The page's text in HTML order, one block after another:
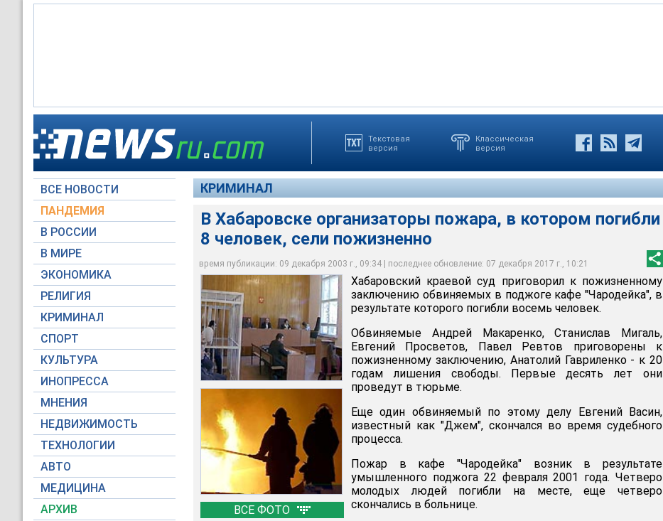
Текстовая
версия
Классическая
версия
ВСЕ НОВОСТИ
ПАНДЕМИЯ
В РОССИИ
В МИРЕ
ЭКОНОМИКА
РЕЛИГИЯ
КРИМИНАЛ
СПОРТ
КУЛЬТУРА
ИНОПРЕССА
МНЕНИЯ
НЕДВИЖИМОСТЬ
ТЕХНОЛОГИИ
АВТО
МЕДИЦИНА
АРХИВ
КРИМИНАЛ
В Хабаровске организаторы пожара, в котором погибли
8 человек, сели пожизненно
время публикации: 09 декабря 2003 г., 09:34 | последнее обновление: 07 декабря 2017 г., 10:21
ВСЕ ФОТО
Хабаровский краевой суд приговорил к пожизненному заключению обвиняемых в
поджоге кафе "Чародейка", в результате которого погибли восемь человек
Архив NEWSru.com
Пожар в кафе "Чародейка" возник в результате умышленного поджога 22 февраля
2001 года. Четверо молодых людей погибли на месте, еще четверо скончались в
больнице
Архив NEWSru.com
Расследование по этому делу проводили следователи генпрокуратуры ДФО.
Судебный процесс продолжался год. В ходе процесса были допрошены все
свидетели и очевидцы поджога, оглашены 12 томов следственных материалов
Архив NEWSru.com
Хабаровский краевой суд приговорил к пожизненному
заключению обвиняемых в поджоге кафе "Чародейка", в
результате которого погибли восемь человек.
Обвиняемые Андрей Макаренко, Станислав Мигаль,
Евгений Просветов, Павел Ревтов приговорены к
пожизненному заключению, Анатолий Гавриленко - к 20
годам лишения свободы. Первые десять лет они
проведут в тюрьме.
Еще один обвиняемый по этому делу Евгений Васин,
известный как "Джем", скончался во время судебного
процесса.
Пожар в кафе "Чародейка" возник в результате
умышленного поджога 22 февраля 2001 года. Четверо
молодых людей погибли на месте, еще четверо
скончались в больнице.